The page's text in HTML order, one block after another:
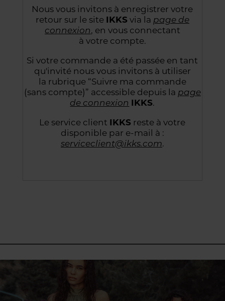
Nous vous invitons à enregistrer votre
retour sur le site IKKS via la page de
connexion, en vous connectant
à votre compte.
Si votre commande a été passée en tant
qu'invité nous vous invitons à utiliser
la rubrique “Suivre ma commande
(sans compte)” accessible depuis la page
de connexion IKKS.
Le service client IKKS reste à votre
disponible par e-mail à :
serviceclient@ikks.com.